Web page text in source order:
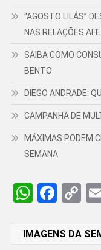
“AGOSTO LILÁS”
NAS RELAÇÕES
SAIBA COMO
BENTO
DIEGO ANDRADE:
CAMPANHA DE
MÁXIMAS PODEM
SEMANA
IMAGENS DA